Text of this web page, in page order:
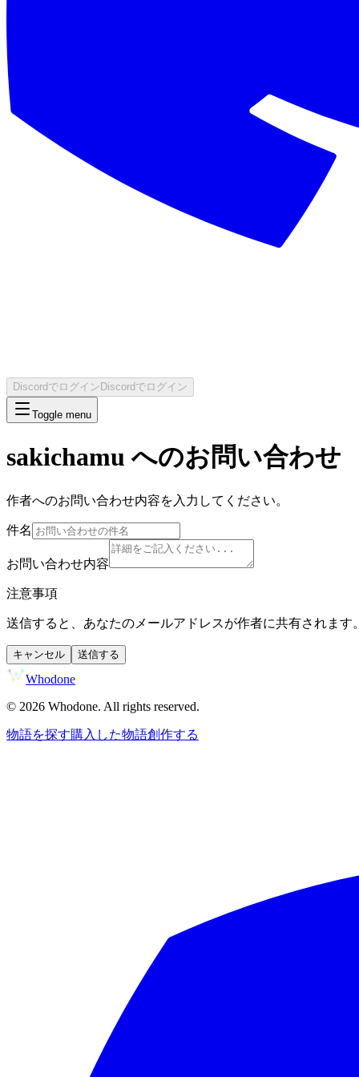
Discordでログイン Discordでログイン
Toggle menu
sakichamu へのお問い合わせ
作者へのお問い合わせ内容を入力してください。
件名
お問い合わせ内容
注意事項
送信すると、あなたのメールアドレスが作者に共有されます
キャンセル 送信する
Whodone
© 2026 Whodone. All rights reserved.
物語を探す購入した物語創作する